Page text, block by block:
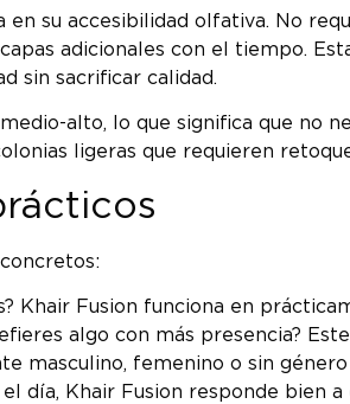
su accesibilidad olfativa. No
adicionales con el tiempo.
sin sacrificar calidad.
alto, lo que significa que no
ligeras que requieren
Khair Fusion funciona en
algo con más presencia?
masculino, femenino o sin
día, Khair Fusion responde bien a